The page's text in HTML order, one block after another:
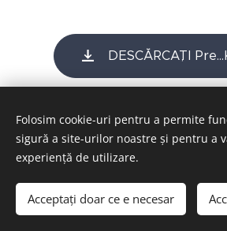
DESCĂRCAȚI
Selectează
Română
English
Folosim cookie-uri pentru a permite
sigură a site-urilor noastre și pentru a
experiență de utilizare.
Acceptați doar ce e necesar